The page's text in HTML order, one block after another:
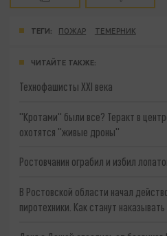
ТЕГИ: ПОЖАР ТЕМЕРНИК
ЧИТАЙТЕ ТАКЖЕ:
Технофашисты XXI века
"Кротами" были все? Теракт в
охотятся "живые дроны"
Ростовчанин ограбил и избил
В Ростовской области начал
пиротехники. Как станут наказывать